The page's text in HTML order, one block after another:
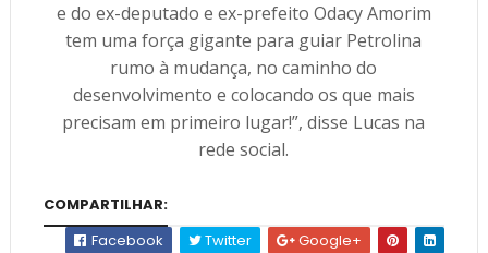
e do ex-deputado e ex-prefeito Odacy Amorim
tem uma força gigante para guiar Petrolina
rumo à mudança, no caminho do
desenvolvimento e colocando os que mais
precisam em primeiro lugar!”, disse Lucas na
rede social.
COMPARTILHAR:
Facebook
Twitter Google+